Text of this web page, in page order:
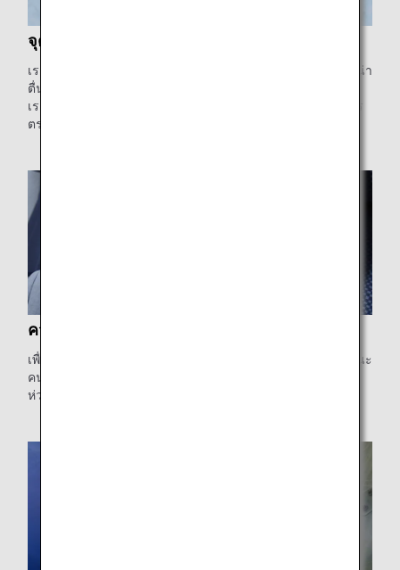
จุดประกาย
เราสามารถเสนอความคิดอะไรได้บ้างเพื่อประสบการณ์ที่สนุก น่า
ตื่นเต้น และสร้างแรงบันดาลใจ
เราสามารถลองและทำสิ่งที่ไม่หยุดนิ่งได้หรือไม่ เราต้องการการ
ตระหนักรู้ในสิ่งเหล่านั้นเสมอ
ความใส่ใจ
เพื่อให้ลูกค้าของเรารู้สึกได้ว่าพวกเขาได้รับการปรนนิบัติในฐานะ
คนสำคัญอย่างแท้จริง เราจะมอบการให้การต้อนรับและความ
ห่วงใยที่ใส่ใจในรายละเอียดและอบอุ่น